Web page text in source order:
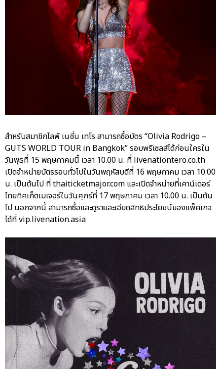
สำหรับสมาชิกไลฟ์ เนชั่น เทโร สามารถซื้อบัตร “Olivia Rodrigo –
GUTS WORLD TOUR in Bangkok” รอบพรีเซลส์ได้ก่อนใครใน
วันพุธที่ 15 พฤษภาคมนี้ เวลา 10.00 น. ที่ livenationtero.co.th
เปิดจำหน่ายบัตรรอบทั่วไปในวันพฤหัสบดีที่ 16 พฤษภาคม เวลา 10.00
น. เป็นต้นไป ที่ thaiticketmajor.com และเปิดจำหน่ายที่เคาน์เตอร์
ไทยทิคเก็ตเมเจอร์ในวันศุกร์ที่ 17 พฤษภาคม เวลา 10.00 น. เป็นต้น
ไป นอกจากนี้ สามารถซื้อและดูรายละเอียดสิทธิประโยชน์ของแพ็คเกจ
ได้ที่ vip.livenation.asia